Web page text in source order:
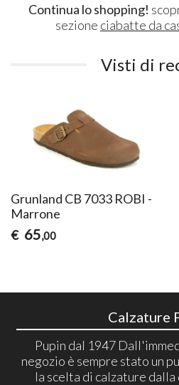
Continua lo shopping!
sezione ciabatte da
Visti di
Grunland CB 7033 ROBI -
Marrone
€ 65,00
Calzature
Pupin dal 1947
negozio è sempre stato un
la scelta di calzature